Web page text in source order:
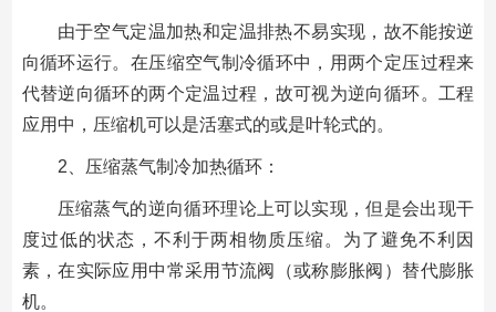
由于空气定温加热和定温排热不易实现，故不能按逆
向循环运行。在压缩空气制冷循环中，用两个定压过程来
代替逆向循环的两个定温过程，故可视为逆向循环。工程
应用中，压缩机可以是活塞式的或是叶轮式的。
2、压缩蒸气制冷加热循环：
压缩蒸气的逆向循环理论上可以实现，但是会出现干
度过低的状态，不利于两相物质压缩。为了避免不利因
素，在实际应用中常采用节流阀（或称膨胀阀）替代膨胀
机。